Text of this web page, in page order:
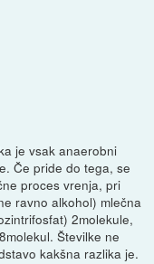
je vsak anaerobni
Če pride do tega, se
proces vrenja, pri
ravno alkohol) mlečna
2molekule,
Številke ne
kakšna razlika je.